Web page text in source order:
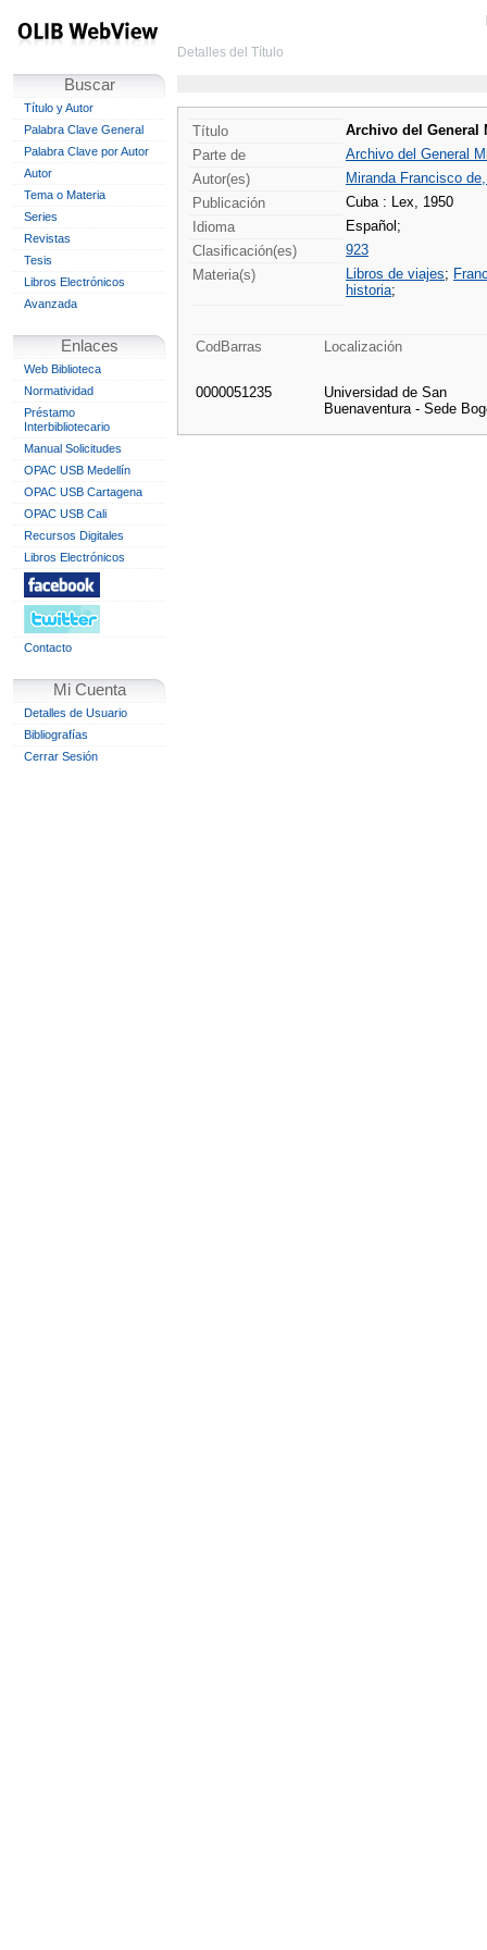
Buscar
Título y Autor
Palabra Clave General
Palabra Clave por Autor
Autor
Tema o Materia
Series
Revistas
Tesis
Libros Electrónicos
Avanzada
Enlaces
Web Biblioteca
Normatividad
Préstamo
Interbibliotecario
Manual Solicitudes
OPAC USB Medellín
OPAC USB Cartagena
OPAC USB Cali
Recursos Digitales
Libros Electrónicos
Contacto
Mi Cuenta
Detalles de Usuario
Bibliografías
Cerrar Sesión
Detalles del Título
Título
Archivo del General
Parte de
Archivo del General
Autor(es)
Miranda Francisco
Publicación
Cuba : Lex, 1950
Idioma
Español;
Clasificación(es)
923
Materia(s)
Libros de viajes;
historia;
CodBarras Localización
0000051235
Universidad de San
Buenaventura - Sede